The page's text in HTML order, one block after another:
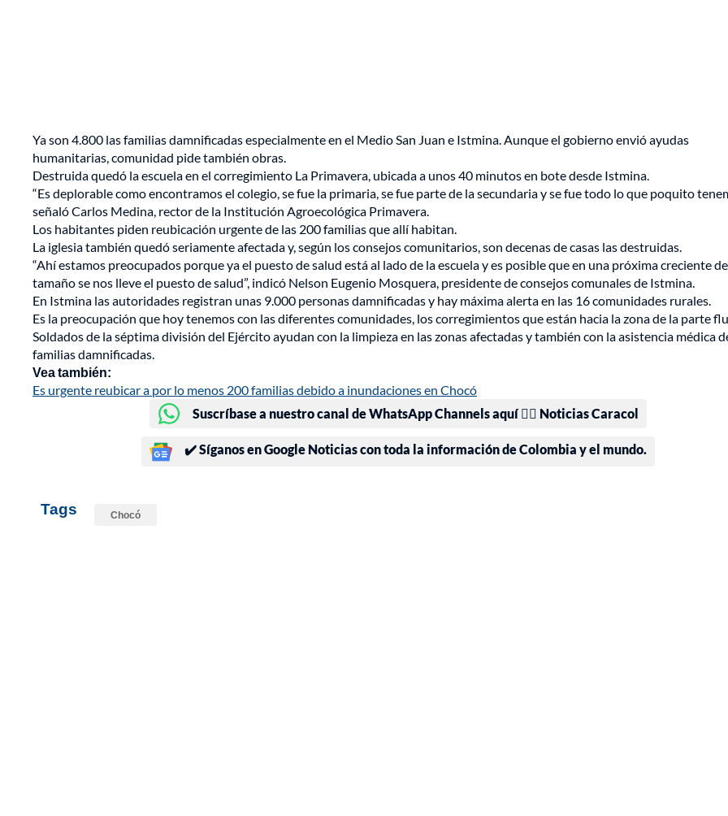
Ya son 4.800 las familias damnificadas especialmente en el Medio San Juan e Istmina. Aunque el gobierno envió ayudas
humanitarias, comunidad pide también obras.
Destruida quedó la escuela en el corregimiento La Primavera, ubicada a unos 40 minutos en bote desde Istmina.
“Es deplorable como encontramos el colegio, se fue la primaria, se fue parte de la secundaria y se fue todo lo que poquito
señaló Carlos Medina, rector de la Institución Agroecológica Primavera.
Los habitantes piden reubicación urgente de las 200 familias que allí habitan.
La iglesia también quedó seriamente afectada y, según los consejos comunitarios, son decenas de casas las destruidas.
“Ahí estamos preocupados porque ya el puesto de salud está al lado de la escuela y es posible que en una próxima creciente
tamaño se nos lleve el puesto de salud”, indicó Nelson Eugenio Mosquera, presidente de consejos comunales de Istmina.
En Istmina las autoridades registran unas 9.000 personas damnificadas y hay máxima alerta en las 16 comunidades rurales.
Es la preocupación que hoy tenemos con las diferentes comunidades, los corregimientos que están hacia la zona de la parte
Soldados de la séptima división del Ejército ayudan con la limpieza en las zonas afectadas y también con la asistencia médica
familias damnificadas.
Vea también:
Es urgente reubicar a por lo menos 200 familias debido a inundaciones en Chocó
Suscríbase a nuestro canal de WhatsApp Channels aquí 👉🏻 Noticias Caracol
✔️ Síganos en Google Noticias con toda la información de Colombia y el mundo.
Tags Chocó